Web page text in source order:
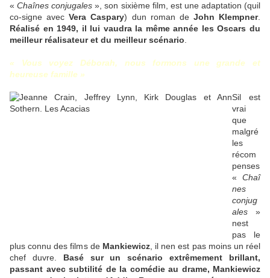
«Chaînes conjugales », son sixième film, est une adaptation (quil
co-signe avecVera Caspary) dun roman de John Klempner.
Réalisé en 1949, il lui vaudra la même année les Oscars du
meilleur réalisateur et du meilleur scénario
« Vous voyez Déborah, nous formons une grande et
heureuse famille »
Sil est
vrai
que
malgré
les
récom
penses
« Chaî
nes
conjug
ales »
nest
pas le
plus connu des films de Mankiewicz, il nen est pas moins un réel
chef duvre. Basé sur un scénario extrêmement brillant,
passant avec subtilité de la comédie au drame, Mankiewicz